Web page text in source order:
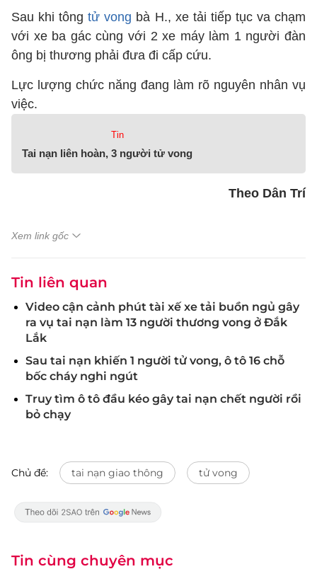
Sau khi tôngtử vong bà H., xe tải tiếp tục va chạm
với xe ba gác cùng với 2 xe máy làm 1 người đàn
ông bị thương phải đưa đi cấp cứu.
Lực lượng chức năng đang làm rõ nguyên nhân vụ
việc.
Tin
Tai nạn liên hoàn, 3 người tử vong
Theo Dân Trí
Xem link gốc
Tin liên quan
Video cận cảnh phút tài xế xe tải buồn ngủ gây
ra vụ tai nạn làm 13 người thương vong ở Đắk
Lắk
Sau tai nạn khiến 1 người tử vong, ô tô 16 chỗ
bốc cháy nghi ngút
Truy tìm ô tô đầu kéo gây tai nạn chết người rồi
bỏ chạy
Chủ đề: tai nạn giao thông tử vong
Tin cùng chuyên mục